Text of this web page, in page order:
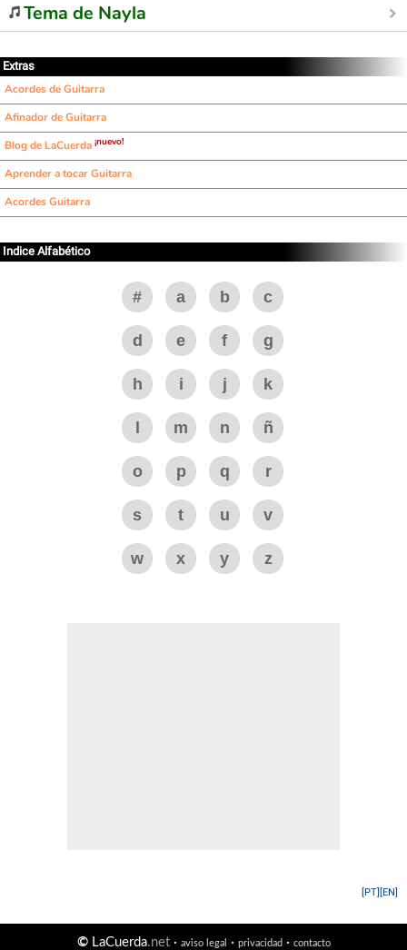
Tema de Nayla
Extras
Acordes de Guitarra
Afinador de Guitarra
Blog de LaCuerda ¡nuevo!
Aprender a tocar Guitarra
Acordes Guitarra
Indice Alfabético
# a b c
d e f g
h i j k
m n ñ
o p q r
s t u v
w x y z
[EN]
[PT]
©LaCuerda.net· aviso legal · privacidad· contacto